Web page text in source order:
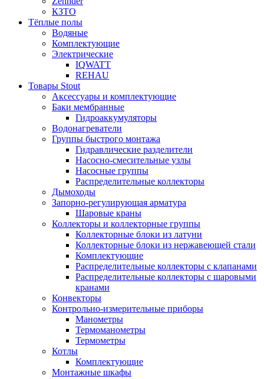
КЗТО
Тёплые полы
Водяные
Комплектующие
Электрические
IQWATT
REHAU
Товары Stout
Аксессуары и комплектующие
Баки мембранные
Гидроаккумуляторы
Водонагреватели
Группы быстрого монтажа
Гидравлические разделители
Насосно-смесительные узлы
Насосные группы
Распределительные коллекторы
Дымоходы
Запорно-регулирующая арматура
Шаровые краны
Коллекторы и коллекторные группы
Коллекторные блоки из латуни
Коллекторные блоки из нержавеющей стали
Комплектующие
Распределительные коллекторы с клапанами
Распределительные коллекторы с шаровыми
кранами
Конвекторы
Контрольно-измерительные приборы
Манометры
Термоманометры
Термометры
Котлы
Комплектующие
Монтажные шкафы